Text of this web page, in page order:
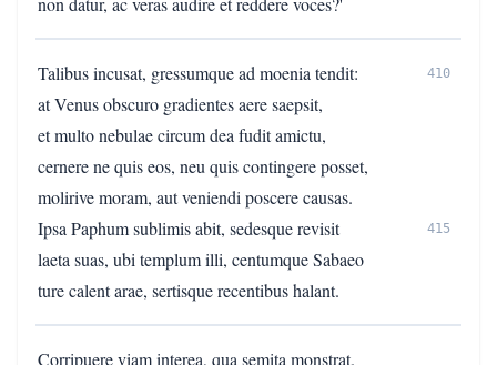
Talibus incusat, gressumque ad moenia tendit: 410
at Venus obscuro gradientes aere saepsit,
et multo nebulae circum dea fudit amictu,
cernere ne quis eos, neu quis contingere posset,
molirive moram, aut veniendi poscere causas.
Ipsa Paphum sublimis abit, sedesque revisit
415
laeta suas, ubi templum illi, centumque Sabaeo
ture calent arae, sertisque recentibus halant.
Corripuere viam interea, qua semita monstrat.